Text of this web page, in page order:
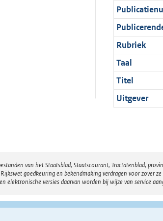
Rubriek
Taal
Titel
Uitgever
van het Staatsblad, Staatscourant, Tractatenblad,
goedkeuring en bekendmaking verdragen voor zover
elektronische versies daarvan worden bij wijze van service